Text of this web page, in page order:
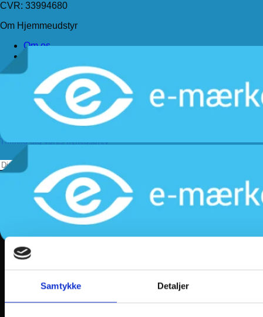
Samtykke Detaljer
CVR: 33994680
Om Hjemmeudstyr
Om os
Levering
Kundeservice
Returnering
Privatlivspolitik
Tilmeld dig vores nyhedsbrev